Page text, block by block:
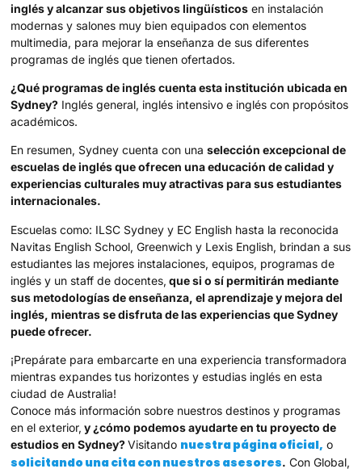
inglés y alcanzar sus objetivos lingüísticos en instalación
modernas y salones muy bien equipados con elementos
multimedia, para mejorar la enseñanza de sus diferentes
programas de inglés que tienen ofertados.
¿Qué programas de inglés cuenta esta institución ubicada en
Sydney? Inglés general, inglés intensivo e inglés con propósitos
académicos.
En resumen, Sydney cuenta con unaselección excepcional de
escuelas de inglés que ofrecen una educación de calidad y
experiencias culturales muy atractivas para sus estudiantes
internacionales.
Escuelas como: ILSC Sydney y EC English hasta la reconocida
Navitas English School, Greenwich y Lexis English, brindan a sus
estudiantes las mejores instalaciones, equipos, programas de
inglés y un staff de docentes, que si o sí permitirán mediante
sus metodologías de enseñanza, el aprendizaje y mejora del
inglés, mientras se disfruta de las experiencias que Sydney
puede ofrecer.
¡Prepárate para embarcarte en una experiencia transformadora
mientras expandes tus horizontes y estudias inglés en esta
ciudad de Australia!
Conoce más información sobre nuestros destinos y programas
en el exterior, y ¿cómo podemos ayudarte en tu proyecto de
estudios en Sydney?Visitando nuestra página oficial, o
solicitando una cita con nuestros asesores. Con Global,